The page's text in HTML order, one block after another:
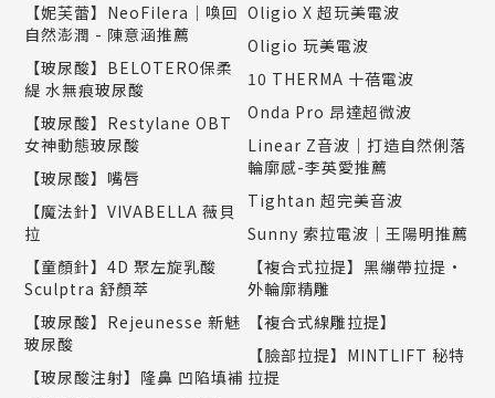
【妮芙蕾】NeoFilera｜喚回
自然澎潤 - 陳意涵推薦
【玻尿酸】BELOTERO保柔
緹 水無痕玻尿酸
【玻尿酸】Restylane OBT
女神動態玻尿酸
【玻尿酸】嘴唇
【魔法針】VIVABELLA 薇貝
拉
【童顏針】4D 聚左旋乳酸
Sculptra 舒顏萃
【玻尿酸】Rejeunesse 新魅
玻尿酸
【玻尿酸注射】隆鼻 凹陷填補
Oligio X 超玩美電波
Oligio 玩美電波
10 THERMA 十蓓電波
Onda Pro 昂達超微波
Linear Z音波｜打造自然俐落
輪廓感-李英愛推薦
Tightan 超完美音波
Sunny 索拉電波｜王陽明推薦
【複合式拉提】黑繃帶拉提•
外輪廓精雕
【複合式線雕拉提】
【臉部拉提】MINTLIFT 秘特
拉提